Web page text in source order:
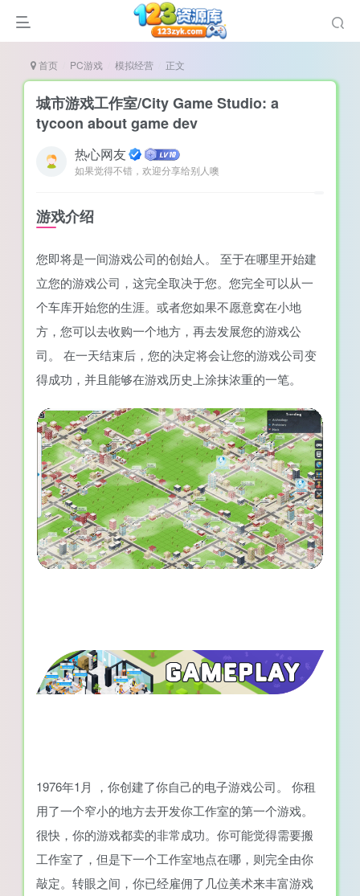
首页 PC游戏 模拟经营 正文
城市游戏工作室/City Game Studio: a
tycoon about game dev
热心网友
如果觉得不错，欢迎分享给别人噢
游戏介绍
您即将是一间游戏公司的创始人。 至于在哪里开始建
立您的游戏公司，这完全取决于您。您完全可以从一
个车库开始您的生涯。或者您如果不愿意窝在小地
方，您可以去收购一个地方，再去发展您的游戏公
司。 在一天结束后，您的决定将会让您的游戏公司变
得成功，并且能够在游戏历史上涂抹浓重的一笔。
1976年1月 ，你创建了你自己的电子游戏公司。 你租
用了一个窄小的地方去开发你工作室的第一个游戏。
很快，你的游戏都卖的非常成功。你可能觉得需要搬
工作室了，但是下一个工作室地点在哪，则完全由你
敲定。转眼之间，你已经雇佣了几位美术来丰富游戏